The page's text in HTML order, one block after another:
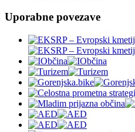
Uporabne povezave